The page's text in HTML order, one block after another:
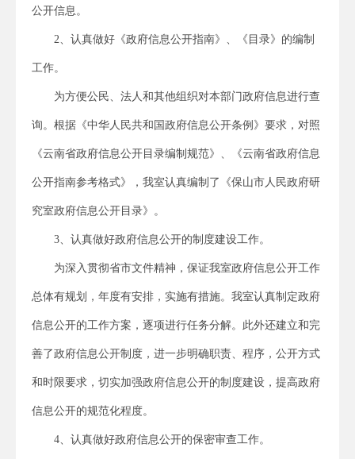
公开信息。
2、认真做好《政府信息公开指南》、《目录》的编制
工作。
为方便公民、法人和其他组织对本部门政府信息进行查
询。根据《中华人民共和国政府信息公开条例》要求，对照
《云南省政府信息公开目录编制规范》、《云南省政府信息
公开指南参考格式》，我室认真编制了《保山市人民政府研
究室政府信息公开目录》。
3、认真做好政府信息公开的制度建设工作。
为深入贯彻省市文件精神，保证我室政府信息公开工作
总体有规划，年度有安排，实施有措施。我室认真制定政府
信息公开的工作方案，逐项进行任务分解。此外还建立和完
善了政府信息公开制度，进一步明确职责、程序，公开方式
和时限要求，切实加强政府信息公开的制度建设，提高政府
信息公开的规范化程度。
4、认真做好政府信息公开的保密审查工作。